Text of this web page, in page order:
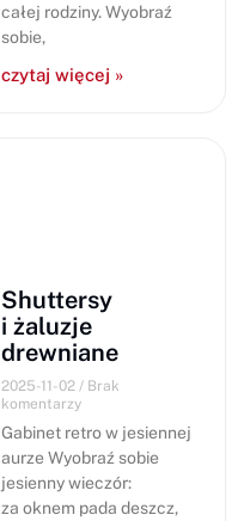
całej rodziny. Wyobraź
sobie,
czytaj więcej »
Shuttersy
i żaluzje
drewniane
2025-11-02
Brak
komentarzy
Gabinet retro w jesiennej
aurze Wyobraź sobie
jesienny wieczór:
za oknem pada deszcz,